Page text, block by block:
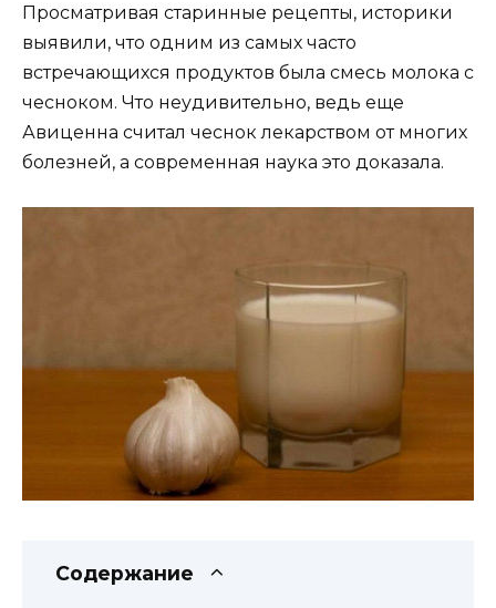
Просматривая старинные рецепты, историки
выявили, что одним из самых часто
встречающихся продуктов была смесь молока с
чесноком. Что неудивительно, ведь еще
Авиценна считал чеснок лекарством от многих
болезней, а современная наука это доказала.
Содержание